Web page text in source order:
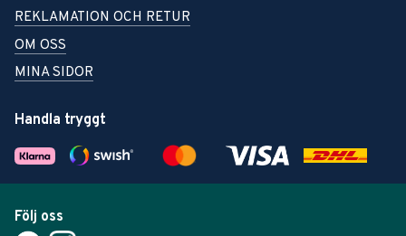
REKLAMATION OCH RETUR
OM OSS
MINA SIDOR
Handla tryggt
Följ oss